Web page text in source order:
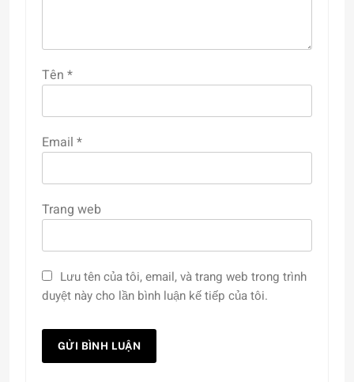
Tên *
Email *
Trang web
Lưu tên của tôi, email, và trang web trong trình
duyệt này cho lần bình luận kế tiếp của tôi.